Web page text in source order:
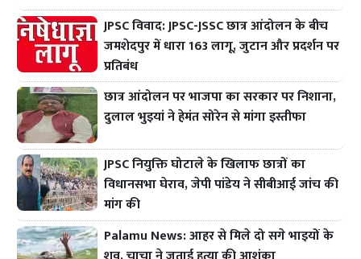
JPSC विवाद: JPSC-JSSC छात्र आंदोलन के बीच
जमशेदपुर में धारा 163 लागू, जुटान और प्रदर्शन पर
प्रतिबंध
छात्र आंदोलन पर भाजपा का सरकार पर निशाना,
दुलाल भुइयां ने हेमंत सोरेन से मांगा इस्तीफा
JPSC नियुक्ति घोटाले के खिलाफ छात्रों का
विधानसभा घेराव, जेपी पांडेय ने सीबीआई जांच की
मांग की
Palamu News: आहर से मिले दो सगे भाइयों के